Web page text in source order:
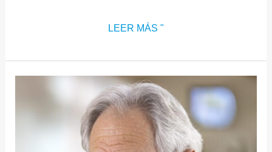
LEER MÁS "
PRIMEROS
ORADORES
ANUNCIADOS